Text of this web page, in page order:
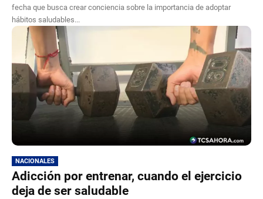
fecha que busca crear conciencia sobre la importancia de adoptar
hábitos saludables...
NACIONALES
Adicción por entrenar, cuando el ejercicio
deja de ser saludable